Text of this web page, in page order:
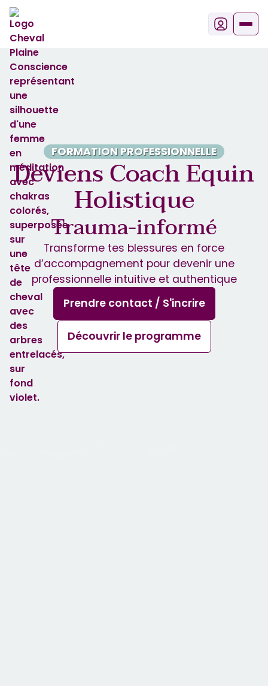
FORMATION PROFESSIONNELLE
Deviens Coach Equin
Holistique
Trauma-informé
Transforme tes blessures en force
d’accompagnement pour devenir une
professionnelle intuitive et authentique
Prendre contact / S'incrire
Découvrir le programme